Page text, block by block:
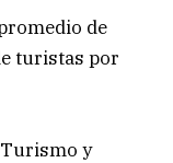
de
turistas por
Turismo y